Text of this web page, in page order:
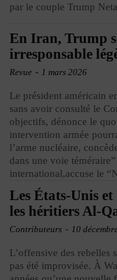
par le couple Trump
En Iran, Trump
irresponsable
Revue - 1 mars 2026
Le président américain
sans avoir consulté le
objectifs, dénonce le
intervention armée
l’arme nucléaire,
dans une voie
international,accuse le
Les États-Unis
les héritiers Al-
Contributeurs - 10
L’offensive des rebelles
pas été improvisée. À